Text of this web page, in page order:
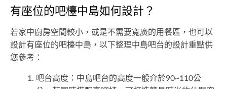
有座位的吧檯中島如何設計？
若家中廚房空間較小，或是不需要寬廣的用餐區，也可以
設計有座位的吧檯中島，以下整理中島吧台的設計重點供
您參考：
吧台高度：中島吧台的高度一般介於90~110公